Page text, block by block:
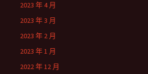
2023 年 4 月
2023 年 3 月
2023 年 2 月
2023 年 1 月
2022 年 12 月